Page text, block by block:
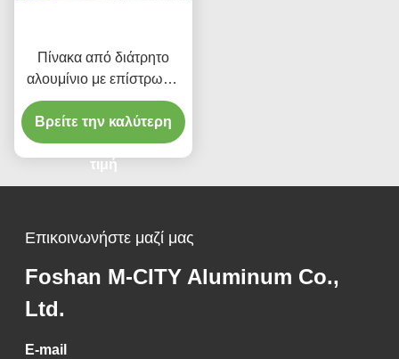
Πίνακα από διάτρητο
αλουμίνιο με επίστρωση
σκόνης με
προσαρμοσμένα
χρώματα RAL και μοτίβα
κοπής λέιζερ για
επένδυση προσόφων
Βρείτε την καλύτερη
τιμή
Επικοινωνήστε μαζί μας
Foshan M-CITY Aluminum Co.,
Ltd.
E-mail